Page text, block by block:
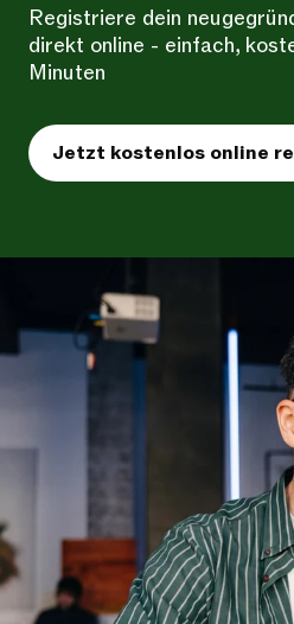
Registriere dein
direkt online - einfach,
Minuten
Jetzt kostenlos online